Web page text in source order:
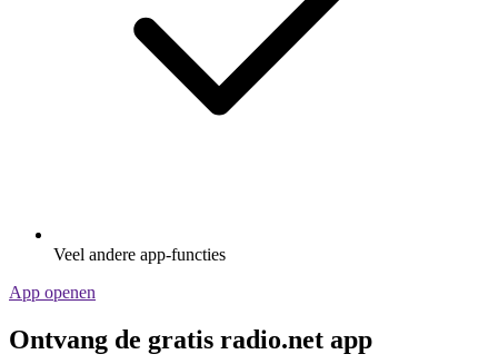
Veel andere app-functies
App openen
Ontvang de gratis radio.net app